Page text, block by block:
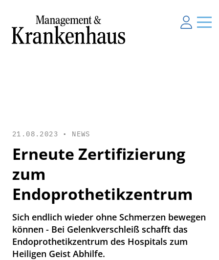
21.08.2023 • NEWS
Erneute Zertifizierung
zum
Endoprothetikzentrum
Sich endlich wieder ohne Schmerzen bewegen
können - Bei Gelenkverschleiß schafft das
Endoprothetikzentrum des Hospitals zum
Heiligen Geist Abhilfe.